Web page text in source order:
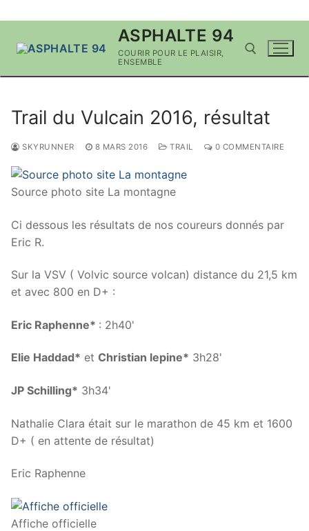
ASPHALTE 94
COURIR POUR LE PLAISIR,
ENSEMBLE
Trail du Vulcain 2016, résultat
SKYRUNNER 8 MARS 2016 TRAIL 0 COMMENTAIRE
Source photo site La montagne
Ci dessous les résultats de nos coureurs donnés par
Eric R.
Sur la VSV ( Volvic source volcan) distance du 21,5 km
et avec 800 en D+ :
Eric Raphenne* : 2h40'
Elie Haddad* et Christian lepine* 3h28'
JP Schilling* 3h34'
Nathalie Clara était sur le marathon de 45 km et 1600
D+ ( en attente de résultat)
Eric Raphenne
Affiche officielle